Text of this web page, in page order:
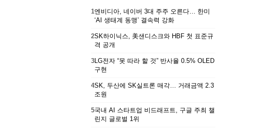
1엔비디아, 네이버 3대 주주 오른다… 한미
‘AI 생태계 동맹’ 결속력 강화
2SK하이닉스, 美샌디스크와 HBF 첫 표준규
격 공개
3LG전자 “못 따라 할 것” 반사율 0.5% OLED
구현
4SK, 두산에 SK실트론 매각… 거래금액 2.3
조원
5국내 AI 스타트업 비드래프트, 구글 주최 챌
린지 글로벌 1위